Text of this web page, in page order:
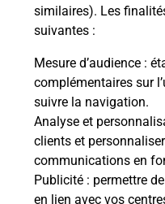
similaires). Les
suivantes :
Mesure d’audience :
complémentaires sur
suivre la navigation.
Analyse et
clients et
communications en
Publicité : permettre
en lien avec vos
Prochaine
Rue Jean Baptiste Le
22810 Plounevez
Itinéraire
Le lien s'ouvre dans un